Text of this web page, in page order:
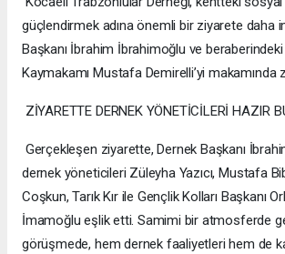
güçlendirmek adına önemli bir ziyarete daha
Başkanı İbrahim İbrahimoğlu ve
Kaymakamı Mustafa Demirelli’yi makamında
ZİYARETTE DERNEK YÖNETİCİLERİ HAZIR
Gerçekleşen ziyarette, Dernek Başkanı
dernek yöneticileri Züleyha Yazıcı, Mustafa
Coşkun, Tarık Kır ile Gençlik Kolları Başkanı
İmamoğlu eşlik etti. Samimi bir atmosferde
görüşmede, hem dernek faaliyetleri hem de